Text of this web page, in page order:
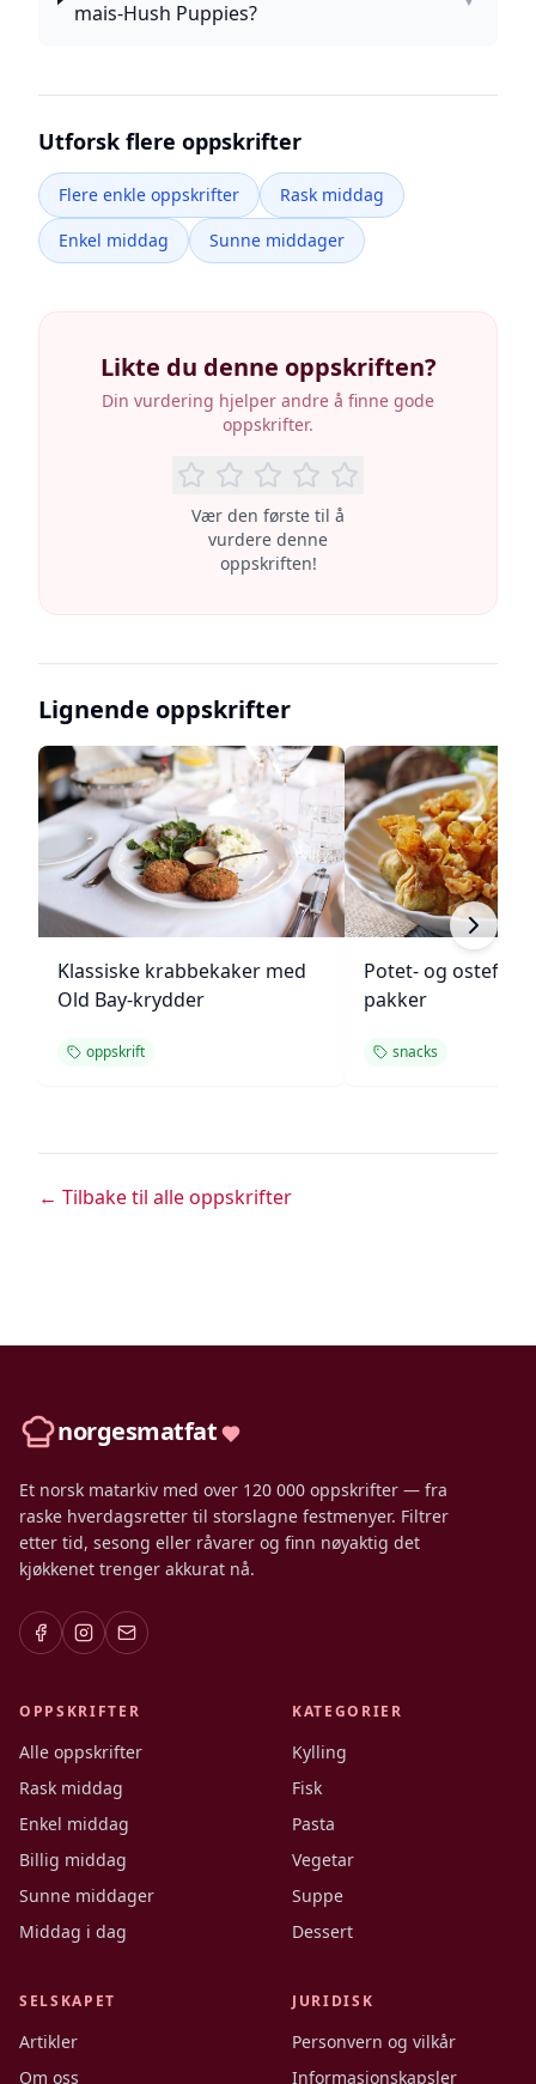
mais-Hush Puppies?
Utforsk flere oppskrifter
Flere enkle oppskrifter
Rask middag
Enkel middag
Sunne middager
Likte du denne oppskriften?
Din vurdering hjelper andre å finne gode
oppskrifter.
Vær den første til å
vurdere denne
oppskriften!
Lignende oppskrifter
Klassiske krabbekaker med
Old Bay-krydder
oppskrift
Potet- og
pakker
snacks
← Tilbake til alle oppskrifter
norgesmatfat
Et norsk matarkiv med over 120 000 oppskrifter — fra
raske hverdagsretter til storslagne festmenyer. Filtrer
etter tid, sesong eller råvarer og finn nøyaktig det
kjøkkenet trenger akkurat nå.
OPPSKRIFTER
Alle oppskrifter
Rask middag
Enkel middag
Billig middag
Sunne middager
Middag i dag
KATEGORIER
Kylling
Fisk
Pasta
Vegetar
Suppe
Dessert
SELSKAPET
Artikler
Om oss
JURIDISK
Personvern og vilkår
Informasjonskapsler